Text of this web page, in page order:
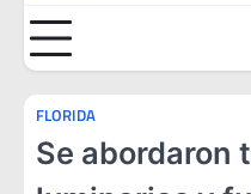
FLORIDA
Se abordaron